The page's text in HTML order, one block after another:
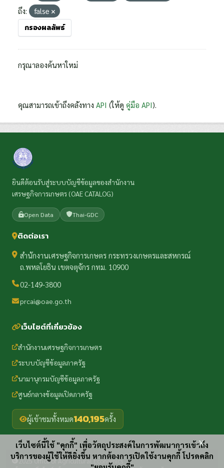
ถึง:
false
กรองผลลัพธ์
กรุณาลองค้นหาใหม่
คุณสามารถเข้าถึงคลังทาง API (ให้ดู คู่มือ API).
ยินดีต้อนรับสู่ระบบบัญชีข้อมูลของสำนักงาน
เศรษฐกิจการเกษตร (OAE CATALOG)
Open Data Thai-GDC
ติดต่อเรา
สำนักงานเศรษฐกิจการเกษตร กระทรวงเกษตรและสหกรณ์
ถ.พหลโยธิน เขตจตุจักร กทม. 10900
02-149-3800
prcai@oae.go.th
เว็บไซต์ที่เกี่ยวข้อง
สำนักงานเศรษฐกิจการเกษตร
ระบบบัญชีข้อมูลภาครัฐ
นามานุกรมบัญชีข้อมูลภาครัฐ
ศูนย์กลางข้อมูลเปิดภาครัฐ
ผู้เข้าชมทั้งหมด140,195ครั้ง
2025 Office of Agricultural Economics
เว็บไซต์นี้ใช้ "คุกกี้" เพื่อวัตถุประสงค์ในการพัฒนาการเข้าถึง
บริการของผู้ใช้ให้ดียิ่งขึ้น หากต้องการเปิดใช้งานคุกกี้ โปรดคลิก
x